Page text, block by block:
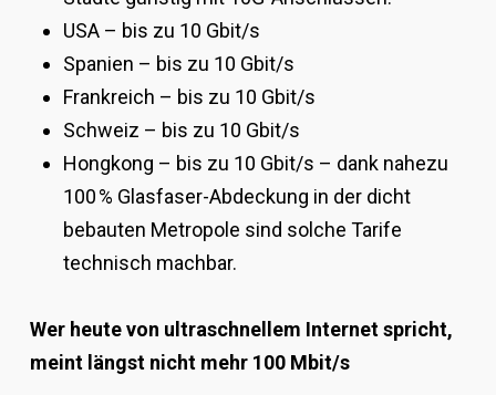
USA – bis zu 10 Gbit/s
Spanien – bis zu 10 Gbit/s
Frankreich – bis zu 10 Gbit/s
Schweiz – bis zu 10 Gbit/s
Hongkong – bis zu 10 Gbit/s – dank nahezu
100 % Glasfaser-Abdeckung in der dicht
bebauten Metropole sind solche Tarife
technisch machbar.
Wer heute von ultraschnellem Internet spricht,
meint längst nicht mehr 100 Mbit/s